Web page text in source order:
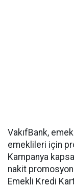
VakıfBank,
emeklileri için
Kampanya
nakit promosyon
Emekli Kredi